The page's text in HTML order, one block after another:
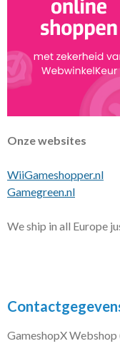
Onze websites
WiiGameshopper.nl
Gamegreen.nl
We ship in all Europe
GameshopX